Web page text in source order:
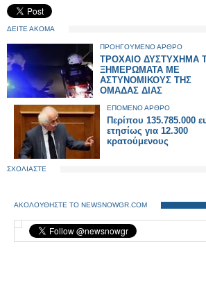
ΔΕΙΤΕ ΑΚΟΜΑ
ΠΡΟΗΓΟΥΜΕΝΟ ΑΡΘΡΟ
ΤΡΟΧΑΙΟ ΔΥΣΤΥΧΗΜΑ
ΞΗΜΕΡΩΜΑΤΑ ΜΕ
ΑΣΤΥΝΟΜΙΚΟΥΣ ΤΗΣ
ΟΜΑΔΑΣ ΔΙΑΣ
ΕΠΟΜΕΝΟ ΑΡΘΡΟ
Περίπου 135.785.000
ετησίως για 12.300
κρατούμενους
ΣΧΟΛΙΑΣΤΕ
ΑΚΟΛΟΥΘΗΣΤΕ ΤΟ NEWSNOWGR.COM